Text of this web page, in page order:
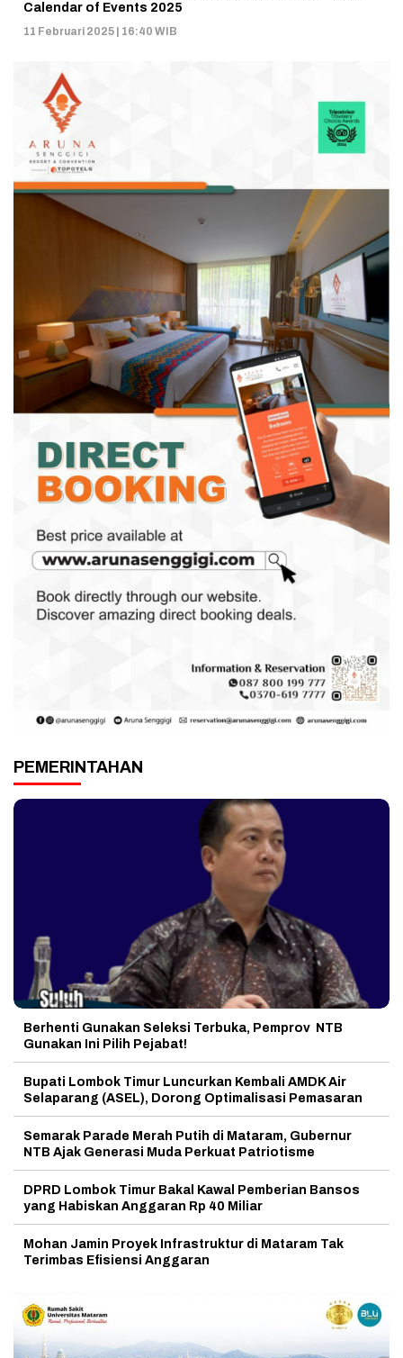
Calendar of Events 2025
11 Februari 2025 | 16:40 WIB
PEMERINTAHAN
Berhenti Gunakan Seleksi Terbuka, Pemprov NTB
Gunakan Ini Pilih Pejabat!
Bupati Lombok Timur Luncurkan Kembali AMDK Air
Selaparang (ASEL), Dorong Optimalisasi Pemasaran
Semarak Parade Merah Putih di Mataram, Gubernur
NTB Ajak Generasi Muda Perkuat Patriotisme
DPRD Lombok Timur Bakal Kawal Pemberian Bansos
yang Habiskan Anggaran Rp 40 Miliar
Mohan Jamin Proyek Infrastruktur di Mataram Tak
Terimbas Efisiensi Anggaran